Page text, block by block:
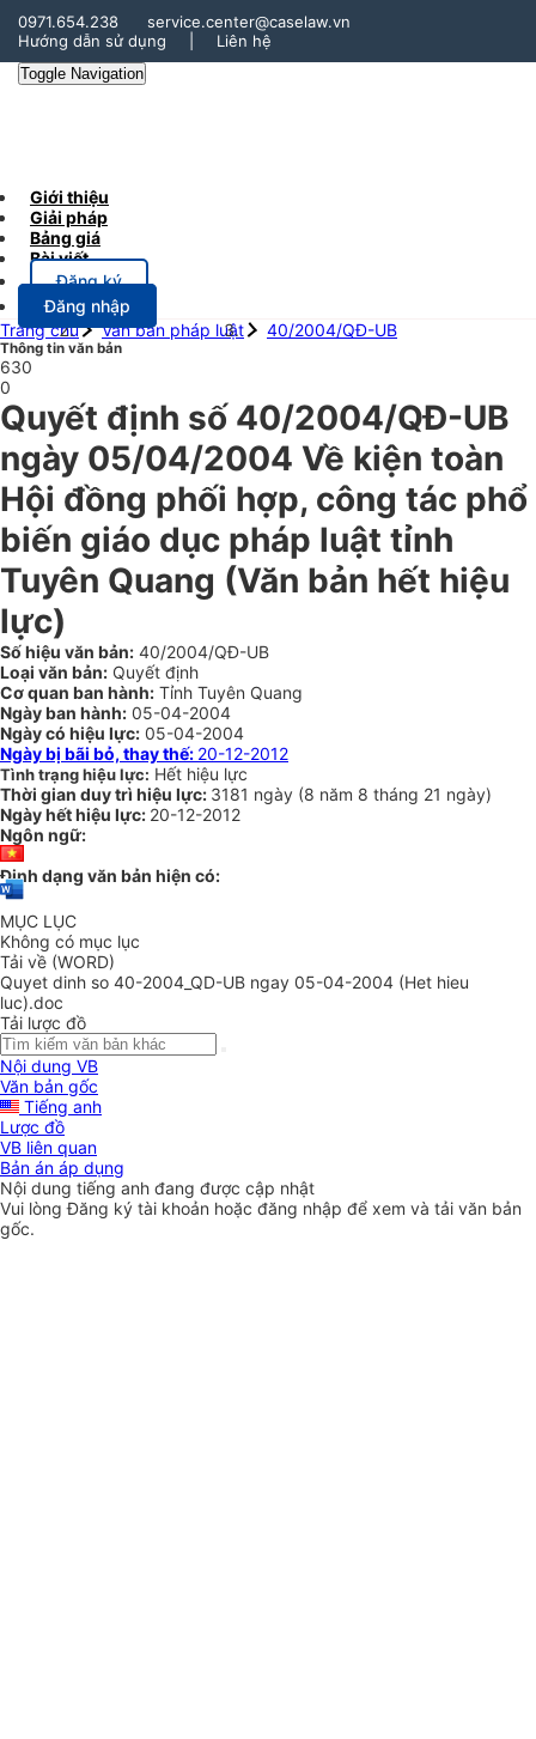
0971.654.238
service.center@caselaw.vn
Hướng dẫn sử dụng
Liên hệ
Toggle Navigation
Giới thiệu
Giải pháp
Bảng giá
Bài viết
Đăng ký
Đăng nhập
Trang chủ
Văn bản pháp luật 40/2004/QĐ-UB
Thông tin văn bản
630
0
Quyết định số 40/2004/QĐ-UB
ngày 05/04/2004 Về kiện toàn
Hội đồng phối hợp, công tác phổ
biến giáo dục pháp luật tỉnh
Tuyên Quang (Văn bản hết hiệu
lực)
Số hiệu văn bản: 40/2004/QĐ-UB
Loại văn bản: Quyết định
Cơ quan ban hành: Tỉnh Tuyên Quang
Ngày ban hành: 05-04-2004
Ngày có hiệu lực: 05-04-2004
Ngày bị bãi bỏ, thay thế: 20-12-2012
Tình trạng hiệu lực: Hết hiệu lực
Thời gian duy trì hiệu lực: 3181 ngày (8 năm 8 tháng 21 ngày)
Ngày hết hiệu lực: 20-12-2012
Ngôn ngữ:
Định dạng văn bản hiện có:
MỤC LỤC
Không có mục lục
Tải về (WORD)
Quyet dinh so 40-2004_QD-UB ngay 05-04-2004 (Het hieu
luc).doc
Tải lược đồ
Nội dung VB
Văn bản gốc
Tiếng anh
Lược đồ
VB liên quan
Bản án áp dụng
Nội dung tiếng anh đang được cập nhật
Vui lòngĐăng ký tài khoản hoặc đăng nhập để xem và tải văn bản
gốc.